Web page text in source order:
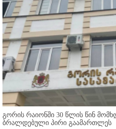
გორის რაიონში 30 წლის წინ
ბრალდებული პირი გაამართლეს